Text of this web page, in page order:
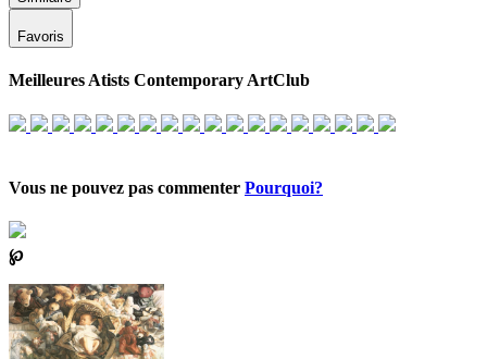
Favoris
Meilleures Atists Contemporary ArtClub
Vous ne pouvez pas commenter Pourquoi?
℘